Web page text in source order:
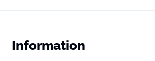
Information